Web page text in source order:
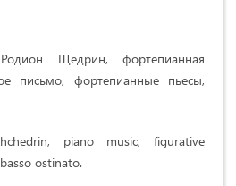
Щедрин, фортепианная
письмо, фортепианные пьесы,
piano music, figurative
ostinato.